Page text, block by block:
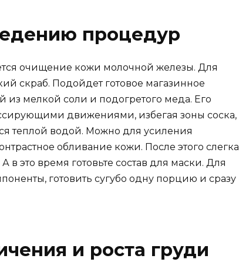
процедур
очищение кожи молочной железы. Для
скраб. Подойдет готовое магазинное
из мелкой соли и подогретого меда. Его
движениями, избегая зоны соска,
теплой водой. Можно для усиления
обливание кожи. После этого слегка
в это время готовьте состав для маски. Для
готовить сугубо одну порцию и сразу
и роста груди